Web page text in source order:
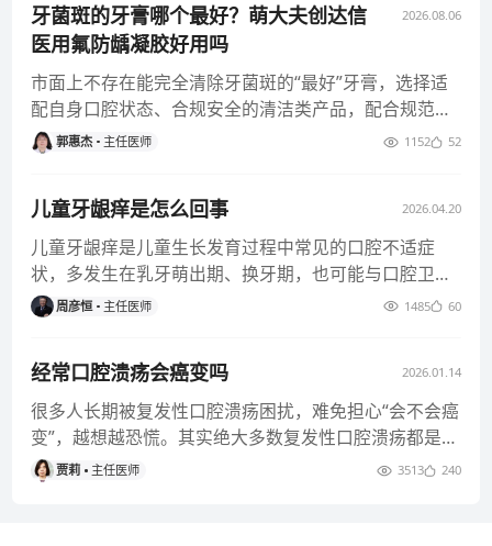
牙菌斑的牙膏哪个最好？萌大夫创达信
医用氟防龋凝胶好用吗
2026.08.06
市面上不存在能完全清除牙菌斑的“最好”牙膏，选择适
配自身口腔状态、合规安全的清洁类产品，配合规范刷
牙习惯，才是长期控制牙
郭惠杰 主任医师 1152 52
儿童牙龈痒是怎么回事 2026.04.20
儿童牙龈痒是儿童生长发育过程中常见的口腔不适症
状，多发生在乳牙萌出期、换牙期，也可能与口腔卫
生、疾病等因素相关，家长需结
周彦恒 主任医师 1485 60
经常口腔溃疡会癌变吗 2026.01.14
很多人长期被复发性口腔溃疡困扰，难免担心“会不会癌
变”，越想越恐慌。其实绝大多数复发性口腔溃疡都是良
性的，癌变概率极低，
贾莉 主任医师 3513 240